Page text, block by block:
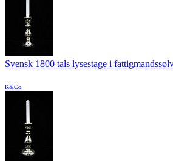
Svensk 1800 tals lysestage i
K&Co.